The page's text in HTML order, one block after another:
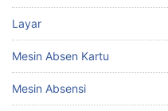
Layar
Mesin Absen Kartu
Mesin Absensi